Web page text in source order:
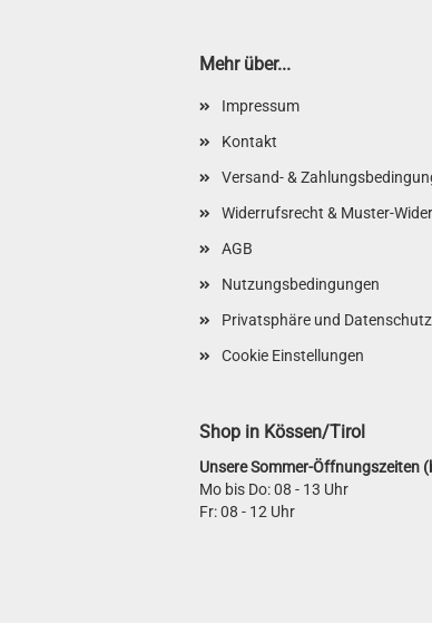
Mehr über...
Impressum
Kontakt
Versand- &
Widerrufsrecht & Muster-
AGB
Nutzungsbedingungen
Privatsphäre und Datenschutz
Cookie Einstellungen
Shop in Kössen/Tirol
Unsere Sommer-Öffnungszeiten
Mo bis Do: 08 - 13 Uhr
Fr: 08 - 12 Uhr